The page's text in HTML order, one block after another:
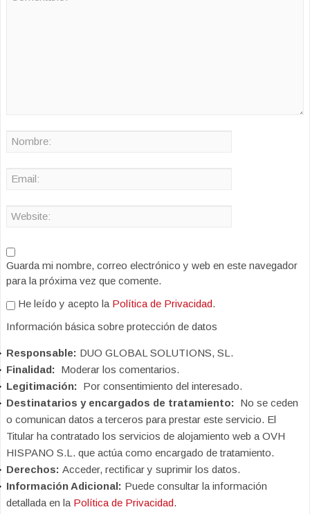
Guarda mi nombre, correo electrónico y web en este navegador
para la próxima vez que comente.
He leído y acepto la Política de Privacidad.
Información básica sobre protección de datos
Responsable: DUO GLOBAL SOLUTIONS, SL.
Finalidad: Moderar los comentarios.
Legitimación: Por consentimiento del interesado.
Destinatarios y encargados de tratamiento: No se ceden
o comunican datos a terceros para prestar este servicio. El
Titular ha contratado los servicios de alojamiento web a OVH
HISPANO S.L. que actúa como encargado de tratamiento.
Derechos: Acceder, rectificar y suprimir los datos.
Información Adicional: Puede consultar la información
detallada en la Política de Privacidad.